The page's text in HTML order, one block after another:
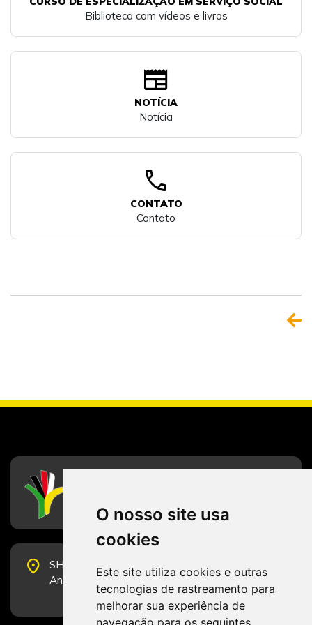
O nosso site usa
cookies
Este site utiliza cookies e outras
tecnologias de rastreamento para
melhorar sua experiência de
navegação para os seguintes
Biblioteca com vídeos e livros
newspaper
NOTÍCIA
Notícia
call
CONTATO
Contato
place
SHS Quadra 6, Bloco E, Complexo Brasil 21, 20º
Andar, Sala 2001 - CEP 70322-915 - Brasília/DF